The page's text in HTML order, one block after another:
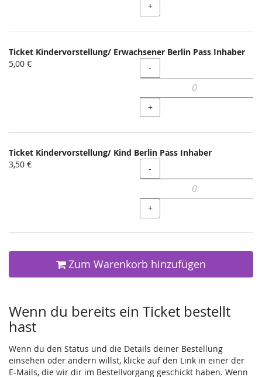
+
Ticket Kindervorstellung/ Erwachsener Berlin Pass Inhaber
5,00 €
Menge
-
+
Ticket Kindervorstellung/ Kind Berlin Pass Inhaber
3,50 €
Menge
-
+
Zum Warenkorb hinzufügen
Wenn du bereits ein Ticket bestellt
hast
Wenn du den Status und die Details deiner Bestellung
einsehen oder ändern willst, klicke auf den Link in einer der
E-Mails, die wir dir im Bestellvorgang geschickt haben. Wenn